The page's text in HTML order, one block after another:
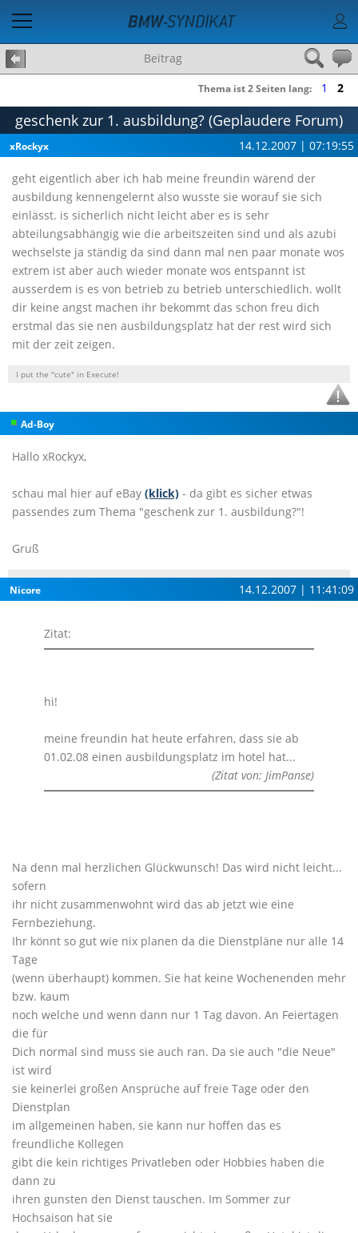
Beitrag
Thema ist 2 Seiten lang: 1 2
geschenk zur 1. ausbildung? (Geplaudere Forum)
xRockyx 14.12.2007 | 07:19:55
geht eigentlich aber ich hab meine freundin wärend der
ausbildung kennengelernt also wusste sie worauf sie sich
einlässt. is sicherlich nicht leicht aber es is sehr
abteilungsabhängig wie die arbeitszeiten sind und als azubi
wechselste ja ständig da sind dann mal nen paar monate wos
extrem ist aber auch wieder monate wos entspannt ist
ausserdem is es von betrieb zu betrieb unterschiedlich. wollt
dir keine angst machen ihr bekommt das schon freu dich
erstmal das sie nen ausbildungsplatz hat der rest wird sich
mit der zeit zeigen.
I put the "cute" in Execute!
Ad-Boy
Hallo xRockyx,
schau mal hier auf eBay (klick) - da gibt es sicher etwas
passendes zum Thema "geschenk zur 1. ausbildung?"!
Gruß
Nicore 14.12.2007 | 11:41:09
Zitat:
hi!
meine freundin hat heute erfahren, dass sie ab
01.02.08 einen ausbildungsplatz im hotel hat...
(Zitat von: JimPanse)
Na denn mal herzlichen Glückwunsch! Das wird nicht leicht...
sofern
ihr nicht zusammenwohnt wird das ab jetzt wie eine
Fernbeziehung.
Ihr könnt so gut wie nix planen da die Dienstpläne nur alle 14
Tage
(wenn überhaupt) kommen. Sie hat keine Wochenenden mehr
bzw. kaum
noch welche und wenn dann nur 1 Tag davon. An Feiertagen
die für
Dich normal sind muss sie auch ran. Da sie auch "die Neue"
ist wird
sie keinerlei großen Ansprüche auf freie Tage oder den
Dienstplan
im allgemeinen haben, sie kann nur hoffen das es
freundliche Kollegen
gibt die kein richtiges Privatleben oder Hobbies haben die
dann zu
ihren gunsten den Dienst tauschen. Im Sommer zur
Hochsaison hat sie